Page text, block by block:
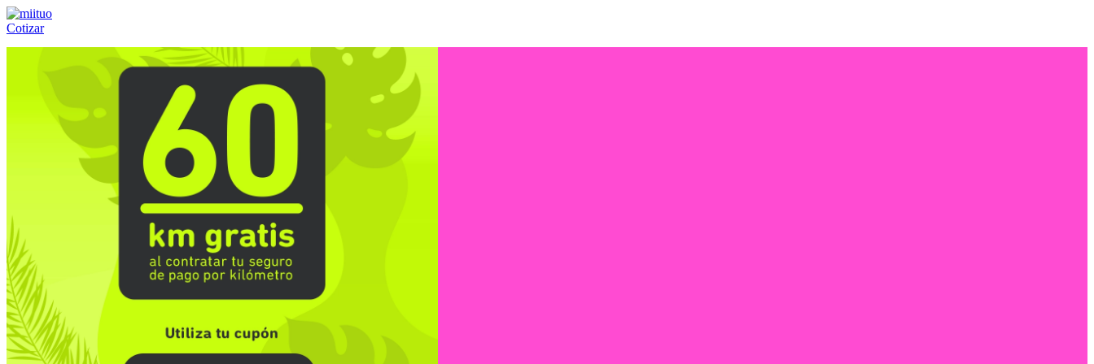
Cotizar
(55) 84-21-05-00ó800-953-00-59